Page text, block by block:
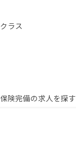
ラス
険完備の求人を探す